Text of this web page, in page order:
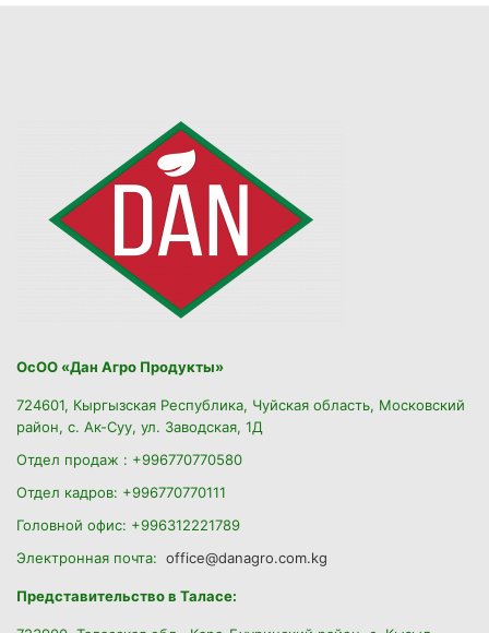
ОсОО «Дан Агро Продукты»
724601, Кыргызская Республика, Чуйская область, Московский
район, с. Ак-Суу, ул. Заводская, 1Д
Отдел продаж : +996770770580
Отдел кадров: +996770770111
Головной офис: +996312221789
Электронная почта: office@danagro.com.kg
Представительство в Таласе: